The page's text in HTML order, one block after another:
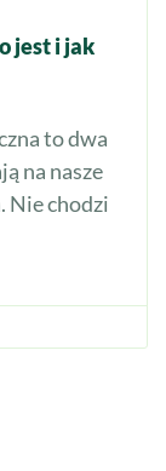
jest i jak
to dwa
na nasze
Nie chodzi